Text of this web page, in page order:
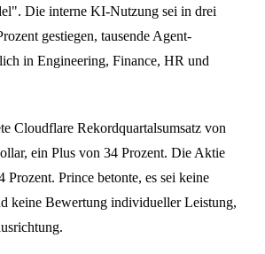
Die interne KI-Nutzung sei in drei
gestiegen, tausende Agent-
in Engineering, Finance, HR und
Cloudflare Rekordquartalsumsatz von
ein Plus von 34 Prozent. Die Aktie
Prozent. Prince betonte, es sei keine
keine Bewertung individueller Leistung,